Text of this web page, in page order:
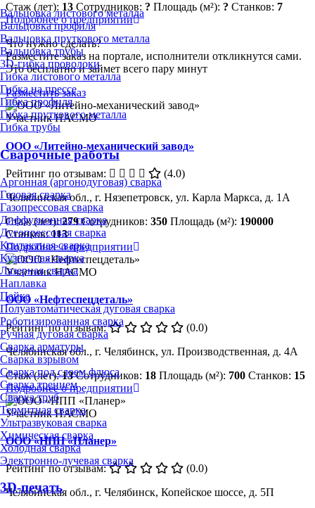
Вальцовка листового металла
Вальцовка профиля
Вальцовка пруткового металла
Вальцовка трубы
3D-гибка проволоки
Гибка листового металла
Гибка на прессе
Гибка профиля
Гибка пруткового металла
Гибка трубы
Сварочные работы
Аргонная (аргонодуговая) сварка
Газовая сварка
Газопрессовая сварка
Диффузионная сварка
Дугопрессовая сварка
Контактная сварка
Кузнечная сварка
Лазерная сварка
Наплавка
Пайка
Полуавтоматическая дуговая сварка
Роботизированная сварка
Ручная дуговая сварка
Сварка арматуры
Сварка взрывом
Сварка под слоем флюса
Сварка трением
Сварка труб
Термитная сварка
Ультразвуковая сварка
Химическая сварка
Холодная сварка
Электронно-лучевая сварка
3D-печать
Стаж (лет): 13 Сотрудников: ? Площадь (м²): ? Станков: 7
Подробнее о предприятии
Что нужно сделать?
Разместите заказ на портале, исполнители откликнутся сами.
Это бесплатно и займет всего пару минут
Разместить заказ
Участник НАСМО
ООО «Литейно-механический завод»
Рейтинг по отзывам:
(4.0)
Челябинская обл., г. Нязепетровск, ул. Карла Маркса, д. 1А
Стаж (лет):279 Сотрудников: 350 Площадь (м²): 190000
Станков:113
Подробнее о предприятии
Участник НАСМО
ООО «Нефтеспецдеталь»
Рейтинг по отзывам:
(0.0)
Челябинская обл., г. Челябинск, ул. Производственная, д. 4А
Стаж (лет):13 Сотрудников: 18 Площадь (м²): 700 Станков: 15
Подробнее о предприятии
Участник НАСМО
ООО «НПП «Планер»
Рейтинг по отзывам:
(0.0)
Челябинская обл., г. Челябинск, Копейское шоссе, д. 5П